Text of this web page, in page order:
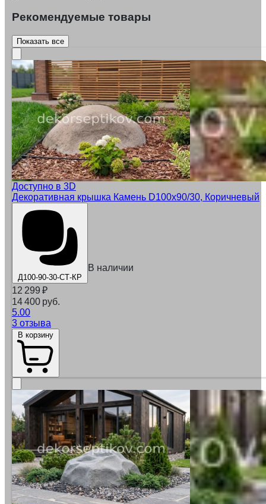
Рекомендуемые товары
Показать все
Доступно в 3D
Декоративная крышка Камень D100x90/30, Коричневый
Д100-90-30-СТ-КР
В наличии
12 299 ₽
14 400 руб.
5.00
3 отзыва